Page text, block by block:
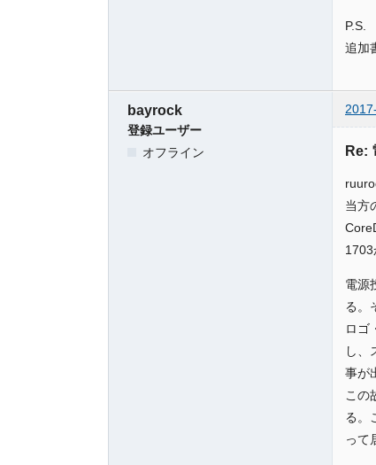
P.S.
追加
bayrock
登録ユーザー
オフライン
Re:
当方
1703
電源
る。
ロゴ
し、
事が
この
る。
って